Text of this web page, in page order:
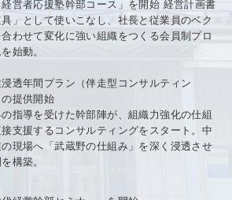
営者応援塾幹部コース」を開始 経営計画書
」として使いこなし、社長と従業員のベク
合わせて変化に強い組織をつくる会員制プロ
始動。
浸透年間プラン（伴走型コンサルティン
提供開始
指導を受けた幹部陣が、組織力強化の仕組
支援するコンサルティングをスタート。中
現場へ「武蔵野の仕組み」を深く浸透させ
構築。